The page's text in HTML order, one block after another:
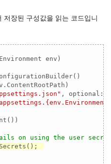
저장된 구성값을 읽는 코드입니
env )
, optional:
on using the user